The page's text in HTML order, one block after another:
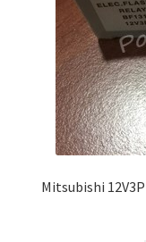
Mitsubishi